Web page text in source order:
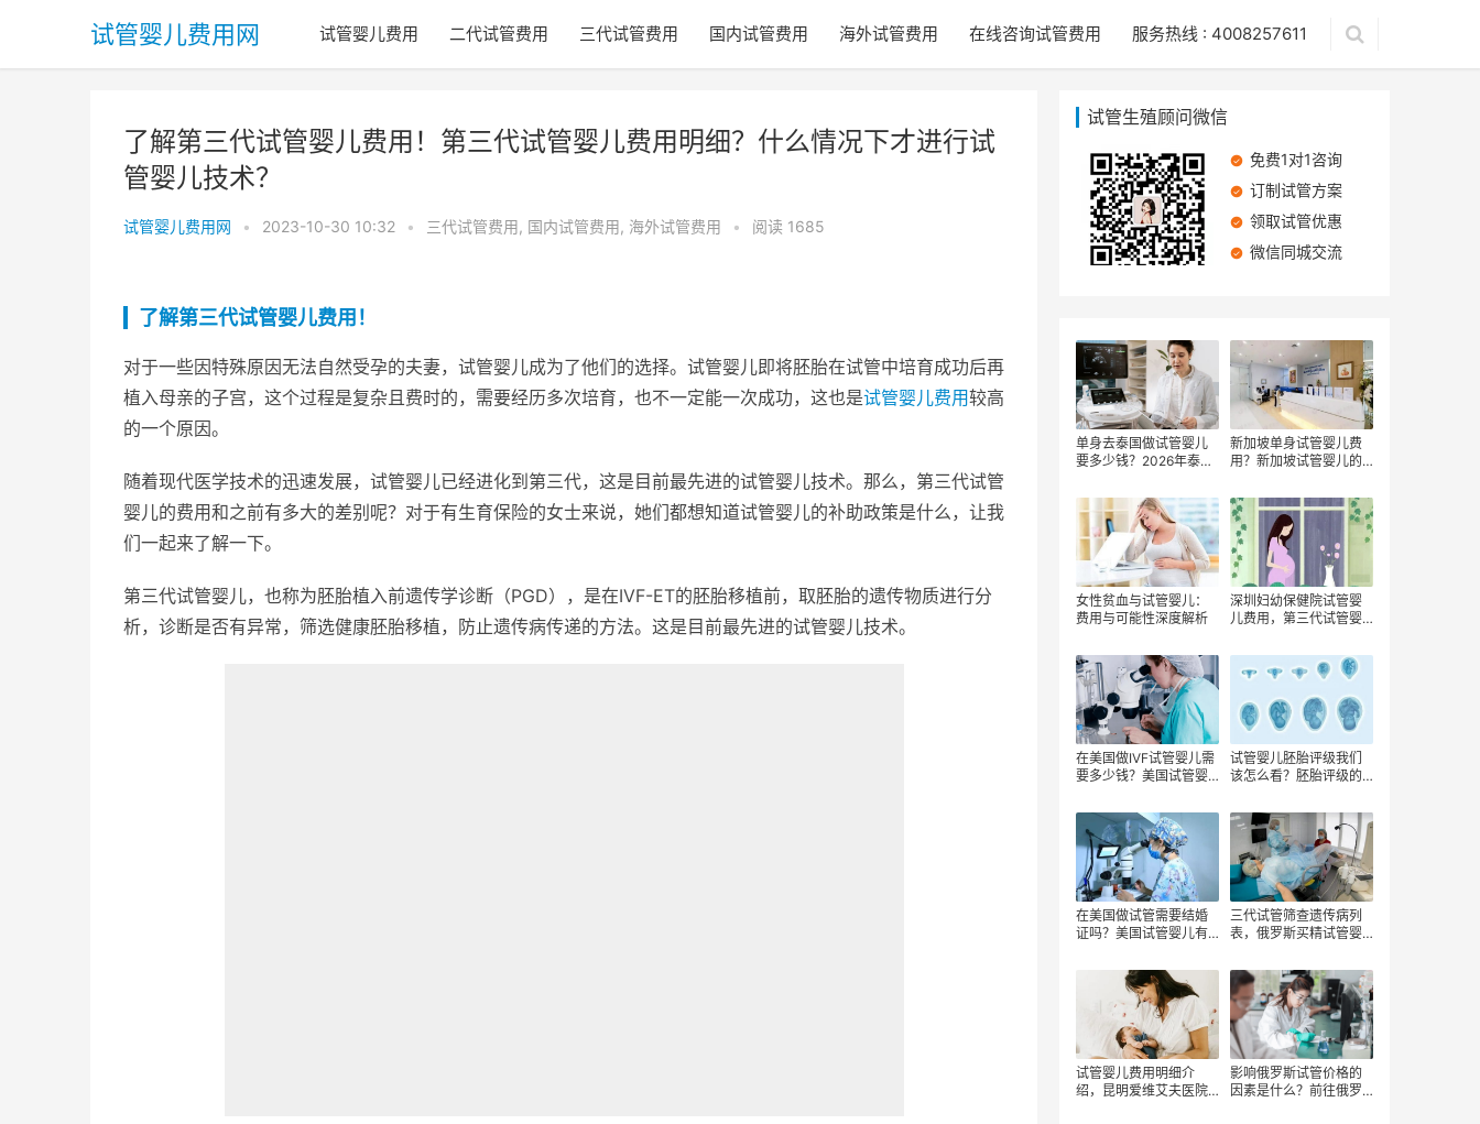
试管婴儿费用网 试管婴儿费用 二代试管费用 三代试管费用 国内试管费用 海外试管费用 在线咨询试管费用 服务热线 : 4008257611
了解第三代试管婴儿费用！第三代试管婴儿费用明细？什么情况下才进行试
管婴儿技术？
试管婴儿费用网 • 2023-10-30 10:32 • 三代试管费用, 国内试管费用, 海外试管费用 • 阅读 1685
了解第三代试管婴儿费用！
对于一些因特殊原因无法自然受孕的夫妻，试管婴儿成为了他们的选择。试管婴儿即将胚胎在试管中培育成功后再
植入母亲的子宫，这个过程是复杂且费时的，需要经历多次培育，也不一定能一次成功，这也是试管婴儿费用较高
的一个原因。
随着现代医学技术的迅速发展，试管婴儿已经进化到第三代，这是目前最先进的试管婴儿技术。那么，第三代试管
婴儿的费用和之前有多大的差别呢？对于有生育保险的女士来说，她们都想知道试管婴儿的补助政策是什么，让我
们一起来了解一下。
第三代试管婴儿，也称为胚胎植入前遗传学诊断（PGD），是在IVF-ET的胚胎移植前，取胚胎的遗传物质进行分
析，诊断是否有异常，筛选健康胚胎移植，防止遗传病传递的方法。这是目前最先进的试管婴儿技术。
试管生殖顾问微信
免费1对1咨询
订制试管方案
领取试管优惠
微信同城交流
单身去泰国做试管婴儿
要多少钱？2026年泰国
及流程全解析
新加坡单身试管婴儿费
用？新加坡试管婴儿的
女性贫血与试管婴儿：
费用与可能性深度解析
深圳妇幼保健院试管婴
儿费用，第三代试管婴
儿治疗的费用明细
在美国做IVF试管婴儿需
要多少钱？美国试管婴
管婴儿技术成熟吗?
试管婴儿胚胎评级我们
该怎么看？胚胎评级的
是什么？
在美国做试管需要结婚
证吗？美国试管婴儿有
身、同性恋者做试管合
三代试管筛查遗传病列
表，俄罗斯买精试管婴
有很多医院提供试管婴
儿技术！
试管婴儿费用明细介
绍，昆明爱维艾夫医院
影响俄罗斯试管价格的
因素是什么？前往俄罗